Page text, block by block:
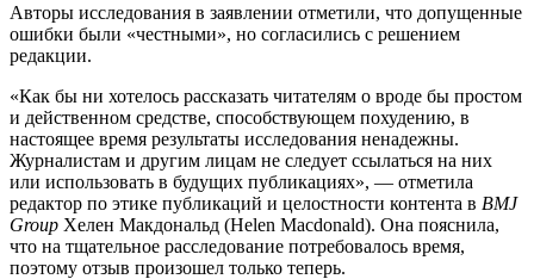
Авторы исследования в заявлении отметили, что допущенные
ошибки были «честными», но согласились с решением
редакции.
«Как бы ни хотелось рассказать читателям о вроде бы простом
и действенном средстве, способствующем похудению, в
настоящее время результаты исследования ненадежны.
Журналистам и другим лицам не следует ссылаться на них
или использовать в будущих публикациях», — отметила
редактор по этике публикаций и целостности контента в BMJ
Group Хелен Макдональд (Helen Macdonald). Она пояснила,
что на тщательное расследование потребовалось время,
поэтому отзыв произошел только теперь.